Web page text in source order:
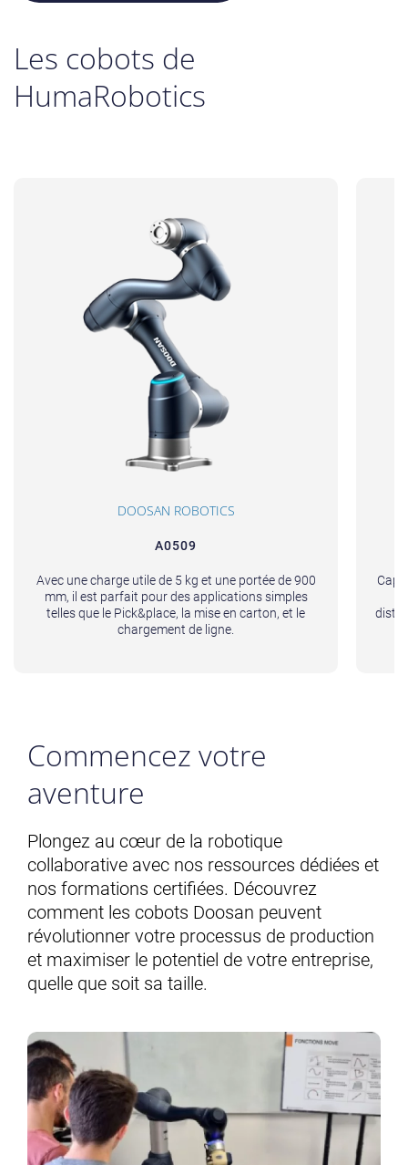
Les cobots de
HumaRobotics
DOOSAN ROBOTICS
A0509
Avec une charge utile de 5 kg et une portée de 900
mm, il est parfait pour des applications simples
telles que le Pick&place, la mise en carton, et le
chargement de ligne.
Commencez votre
aventure
Plongez au cœur de la robotique
collaborative avec nos ressources dédiées et
nos formations certifiées. Découvrez
comment les cobots Doosan peuvent
révolutionner votre processus de production
et maximiser le potentiel de votre entreprise,
quelle que soit sa taille.